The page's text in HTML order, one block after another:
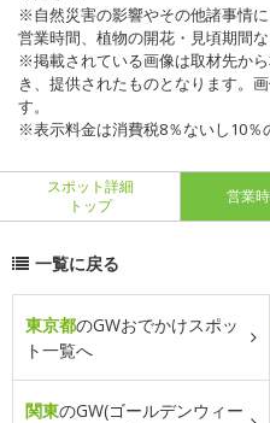
※自然災害の影響やその他諸事情
営業時間、植物の開花・見頃期間
※掲載されている画像は取材先か
き、提供されたものとなります。
す。
※表示料金は消費税8％ないし10％
スポット詳細
トップ
営業
一覧に戻る
東京都のGWおでかけスポッ
ト一覧へ
関東のGW(ゴールデンウィー